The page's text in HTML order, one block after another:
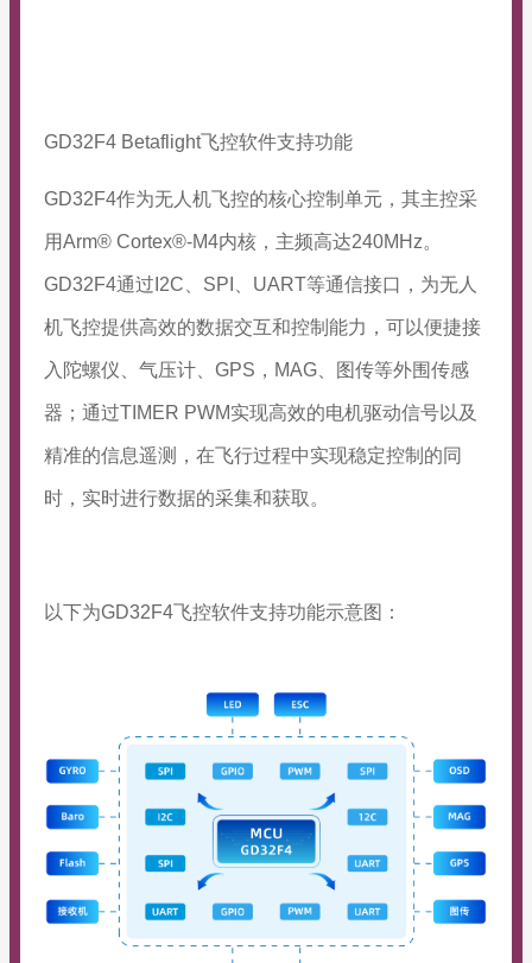
GD32F4 Betaflight飞控软件支持功能
GD32F4作为无人机飞控的核心控制单元，其主控采
用Arm® Cortex®-M4内核，主频高达240MHz。
GD32F4通过I2C、SPI、UART等通信接口，为无人
机飞控提供高效的数据交互和控制能力，可以便捷接
入陀螺仪、气压计、GPS，MAG、图传等外围传感
器；通过TIMER PWM实现高效的电机驱动信号以及
精准的信息遥测，在飞行过程中实现稳定控制的同
时，实时进行数据的采集和获取。
以下为GD32F4飞控软件支持功能示意图：